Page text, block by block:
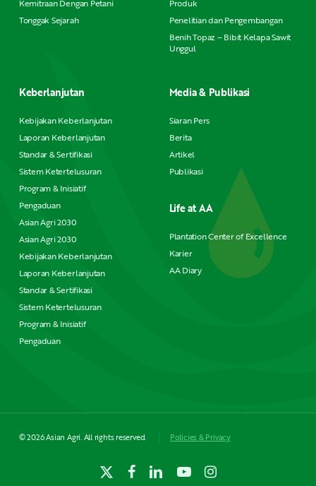
Kemitraan Dengan Petani
Tonggak Sejarah
Produk
Penelitian dan Pengembangan
Benih Topaz – Bibit Kelapa Sawit
Unggul
Keberlanjutan
Kebijakan Keberlanjutan
Laporan Keberlanjutan
Standar & Sertifikasi
Sistem Ketertelusuran
Program & Inisiatif
Pengaduan
Asian Agri 2030
Asian Agri 2030
Kebijakan Keberlanjutan
Laporan Keberlanjutan
Standar & Sertifikasi
Sistem Ketertelusuran
Program & Inisiatif
Pengaduan
Media & Publikasi
Siaran Pers
Berita
Artikel
Publikasi
Life at AA
Plantation Center of Excellence
Karier
AA Diary
© 2026 Asian Agri. All rights reserved. Policies & Privacy
x-
facebooklinkedinyoutubeinstagram